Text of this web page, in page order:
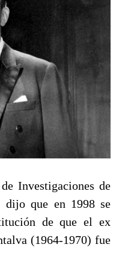
Investigaciones de
dijo que en 1998 se
de que el ex
(1964-1970) fue